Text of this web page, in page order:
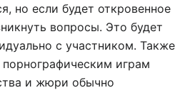
но если будет откровенное
вопросы. Это будет
с участником. Также
играм
и жюри обычно